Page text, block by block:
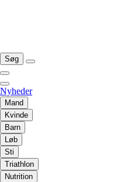
Søg
Nyheder
Mand
Kvinde
Barn
Løb
Sti
Triathlon
Nutrition